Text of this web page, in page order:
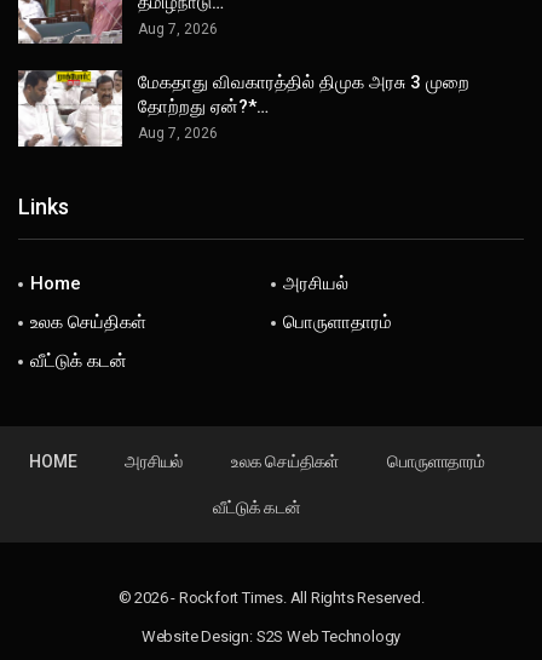
Aug 7, 2026
மேகதாது விவகாரத்தில் திமுக அரசு 3 முறை
தோற்றது ஏன்?*…
Aug 7, 2026
Links
Home
அரசியல்
உலக செய்திகள்
பொருளாதாரம்
வீட்டுக் கடன்
HOME அரசியல் உலக செய்திகள் பொருளாதாரம்
வீட்டுக் கடன்
© 2026 - Rockfort Times. All Rights Reserved.
Website Design: S2S Web Technology